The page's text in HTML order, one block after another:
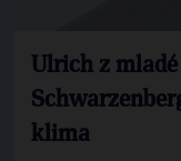
Ulrich z mladé
klima